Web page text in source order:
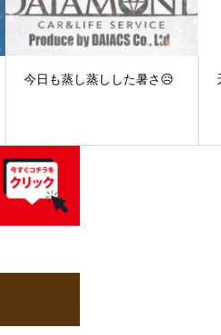
今日も蒸し蒸しした暑さ😥